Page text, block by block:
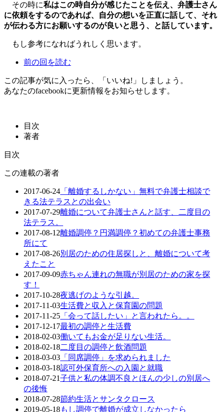
その時に私はこの時自分が感じたことを伝え、弁護士さん
に依頼をするのであれば、自分の想いを正直に話して、それ
が伝わる方にお願いするのが良いと思う、と話しています。
もし参考になればうれしく思います。
前の回を読む
この記事が気に入ったら、「いいね!」しましょう。
あなたのfacebookに更新情報をお知らせします。
目次
著者
目次
この連載の著者
2017-06-24 「離婚するしかない」無料で弁護士相談で
きる法テラスとの出会い
2017-07-29離婚について弁護士さんと話す、二度目の
法テラス。
2017-08-12離婚調停？円満調停？初めての弁護士事務
所にて
2017-08-26別居のための住居探しと、離婚について考
えたこと
2017-09-09赤ちゃん連れの無職が別居のための家を探
す！
2017-10-28夜逃げのような引越。
2017-11-03生活費と収入と保育園の問題
2017-11-25 「会って話したい」と言われたら。。
2017-12-17最初の調停と生活費
2018-02-03働いてもお金が足りない生活。
2018-02-18二度目の調停と飲酒問題
2018-03-03 「同席調停」を求められました
2018-03-18認可外保育所への入園と就職
2018-07-21子供と私の体調不良とほんの少しの別居へ
の後悔
2018-07-28節約生活とサンタクロース
2019-05-18もし調停で離婚が成立しなかったら